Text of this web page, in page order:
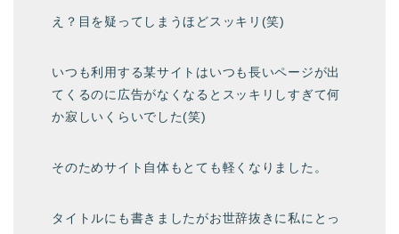
え？目を疑ってしまうほどスッキリ(笑)
いつも利用する某サイトはいつも長いページが出
てくるのに広告がなくなるとスッキリしすぎて何
か寂しいくらいでした(笑)
そのためサイト自体もとても軽くなりました。
タイトルにも書きましたがお世辞抜きに私にとっ